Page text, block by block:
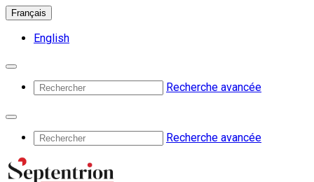
Français
English
Recherche avancée
Recherche avancée